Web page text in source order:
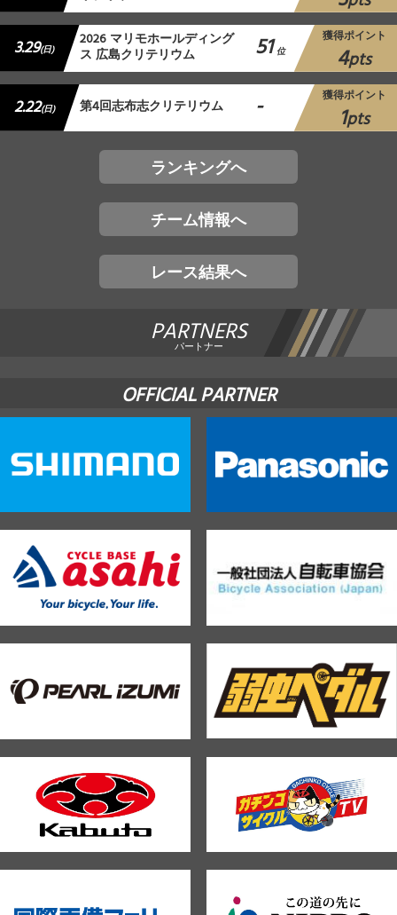
3.29(日) 2026 マリモホールディング
ス 広島クリテリウム 51 位
獲得ポイント
4pts
2.22(日) 第4回志布志クリテリウム - 獲得ポイント
1pts
ランキングへ
チーム情報へ
レース結果へ
PARTNERS
パートナー
OFFICIAL PARTNER